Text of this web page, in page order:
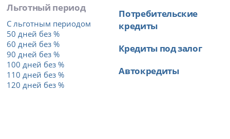
Льготный период
С льготным периодом
50 дней без %
60 дней без %
90 дней без %
100 дней без %
110 дней без %
120 дней без %
Потребительские
кредиты
Кредиты под залог
Автокредиты